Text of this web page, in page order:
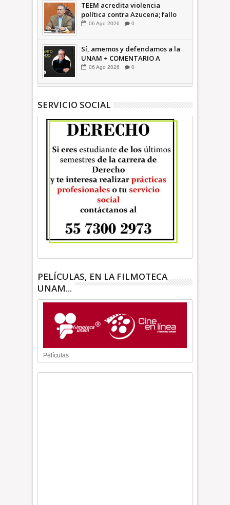
TEEM acredita violencia
política contra Azucena; fallo
confirma guerra sucia: Octavio
06 Ago 2026 0
Sí, amemos y defendamos a la
UNAM + COMENTARIO A
TIEMPO
06 Ago 2026 0
SERVICIO SOCIAL
PELÍCULAS, EN LA FILMOTECA
UNAM...
Películas